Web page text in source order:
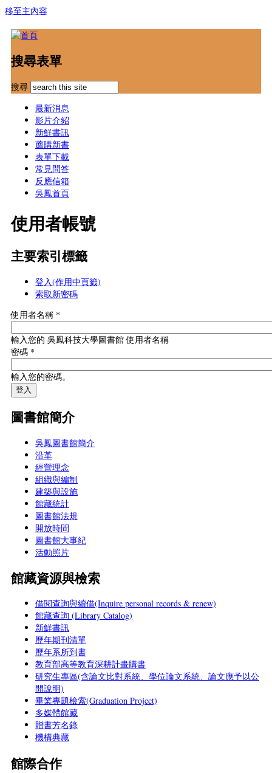
移至主內容
搜尋表單
搜尋
最新消息
影片介紹
新鮮書訊
薦購新書
表單下載
常見問答
反應信箱
吳鳳首頁
使用者帳號
主要索引標籤
登入(作用中頁籤)
索取新密碼
使用者名稱 *
輸入您的 吳鳳科技大學圖書館 使用者名稱
密碼 *
輸入您的密碼。
圖書館簡介
吳鳳圖書館簡介
沿革
經營理念
組織與編制
建築與設施
館藏統計
圖書館法規
開放時間
圖書館大事紀
活動照片
館藏資源與檢索
借閱查詢與續借(Inquire personal records & renew)
館藏查詢 (Library Catalog)
新鮮書訊
歷年期刊清單
歷年系所到書
教育部高等教育深耕計畫購書
研究生專區(含論文比對系統、學位論文系統、論文應予以公
開說明)
畢業專題檢索(Graduation Project)
多媒體館藏
贈書芳名錄
機構典藏
館際合作